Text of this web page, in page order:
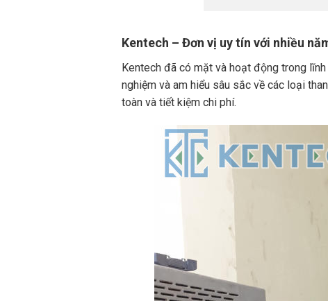
Kentech – Đơn vị uy tín với nhiều
Kentech đã có mặt và hoạt động trong
nghiệm và am hiểu sâu sắc về các loại
toàn và tiết kiệm chi phí.